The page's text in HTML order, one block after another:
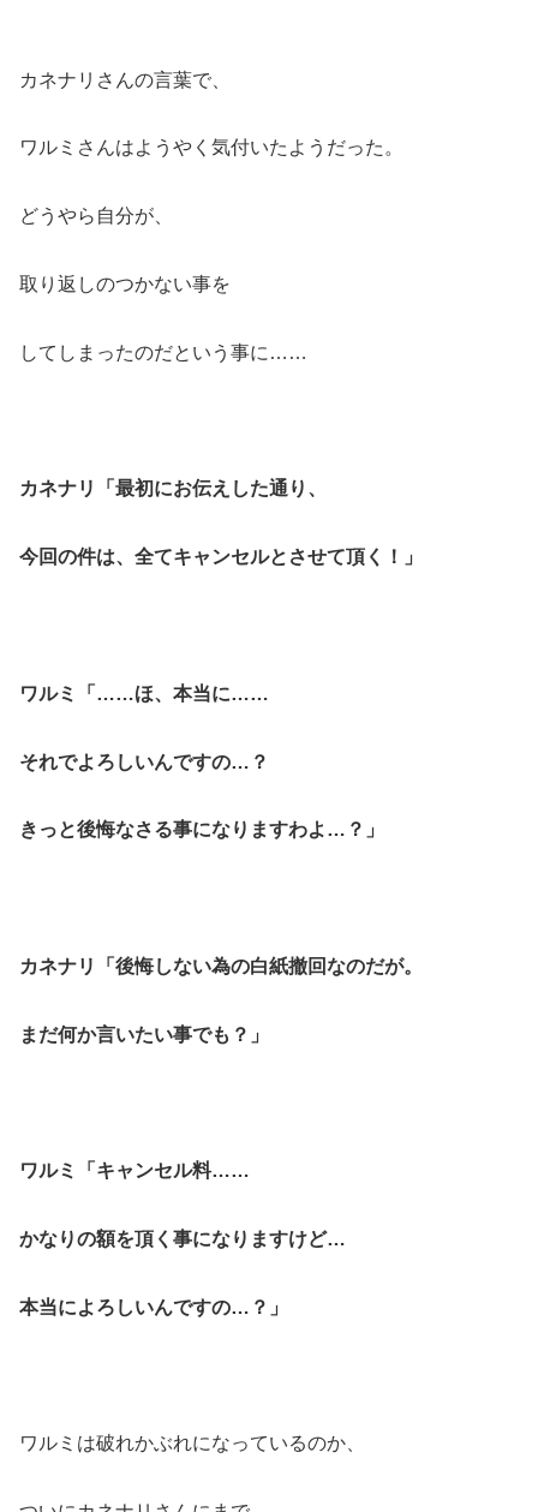
カネナリさんの言葉で、
ワルミさんはようやく気付いたようだった。
どうやら自分が、
取り返しのつかない事を
してしまったのだという事に……
カネナリ「最初にお伝えした通り、
今回の件は、全てキャンセルとさせて頂く！」
ワルミ「……ほ、本当に……
それでよろしいんですの…？
きっと後悔なさる事になりますわよ…？」
カネナリ「後悔しない為の白紙撤回なのだが。
まだ何か言いたい事でも？」
ワルミ「キャンセル料……
かなりの額を頂く事になりますけど…
本当によろしいんですの…？」
ワルミは破れかぶれになっているのか、